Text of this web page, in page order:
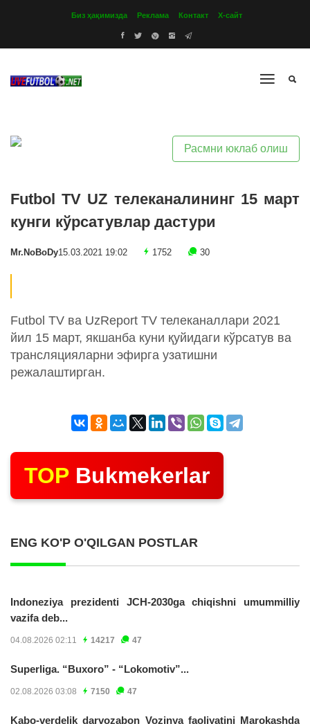
Биз ҳақимизда Реклама Контакт Х-сайт
Расмни юклаб олиш
Futbol TV UZ телеканалининг 15 март
кунги кўрсатувлар дастури
Mr.NoBoDy15.03.2021 19:02 1752 30
Futbol TV ва UzReport TV телеканаллари 2021
йил 15 март, якшанба куни қуйидаги кўрсатув ва
трансляцияларни эфирга узатишни
режалаштирган.
TOP Bukmekerlar
ENG KO'P O'QILGAN POSTLAR
Indoneziya prezidenti JCH-2030ga chiqishni umummilliy
vazifa deb...
04.08.2026 02:11 14217 47
Superliga. “Buxoro” - “Lokomotiv”...
02.08.2026 03:08 7150 47
Kabo-verdelik darvozabon Vozinya faoliyatini Marokashda